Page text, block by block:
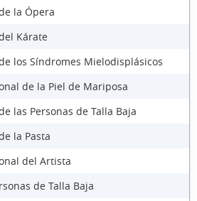
la Ópera
Kárate
los Síndromes Mielodisplásicos
de la Piel de Mariposa
las Personas de Talla Baja
la Pasta
del Artista
de Talla Baja